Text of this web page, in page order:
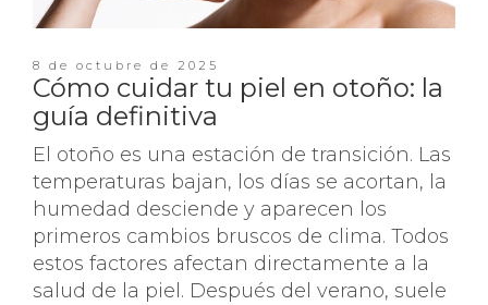
8 de octubre de 2025
Cómo cuidar tu piel en otoño: la
guía definitiva
El otoño es una estación de transición. Las
temperaturas bajan, los días se acortan, la
humedad desciende y aparecen los
primeros cambios bruscos de clima. Todos
estos factores afectan directamente a la
salud de la piel. Después del verano, suele